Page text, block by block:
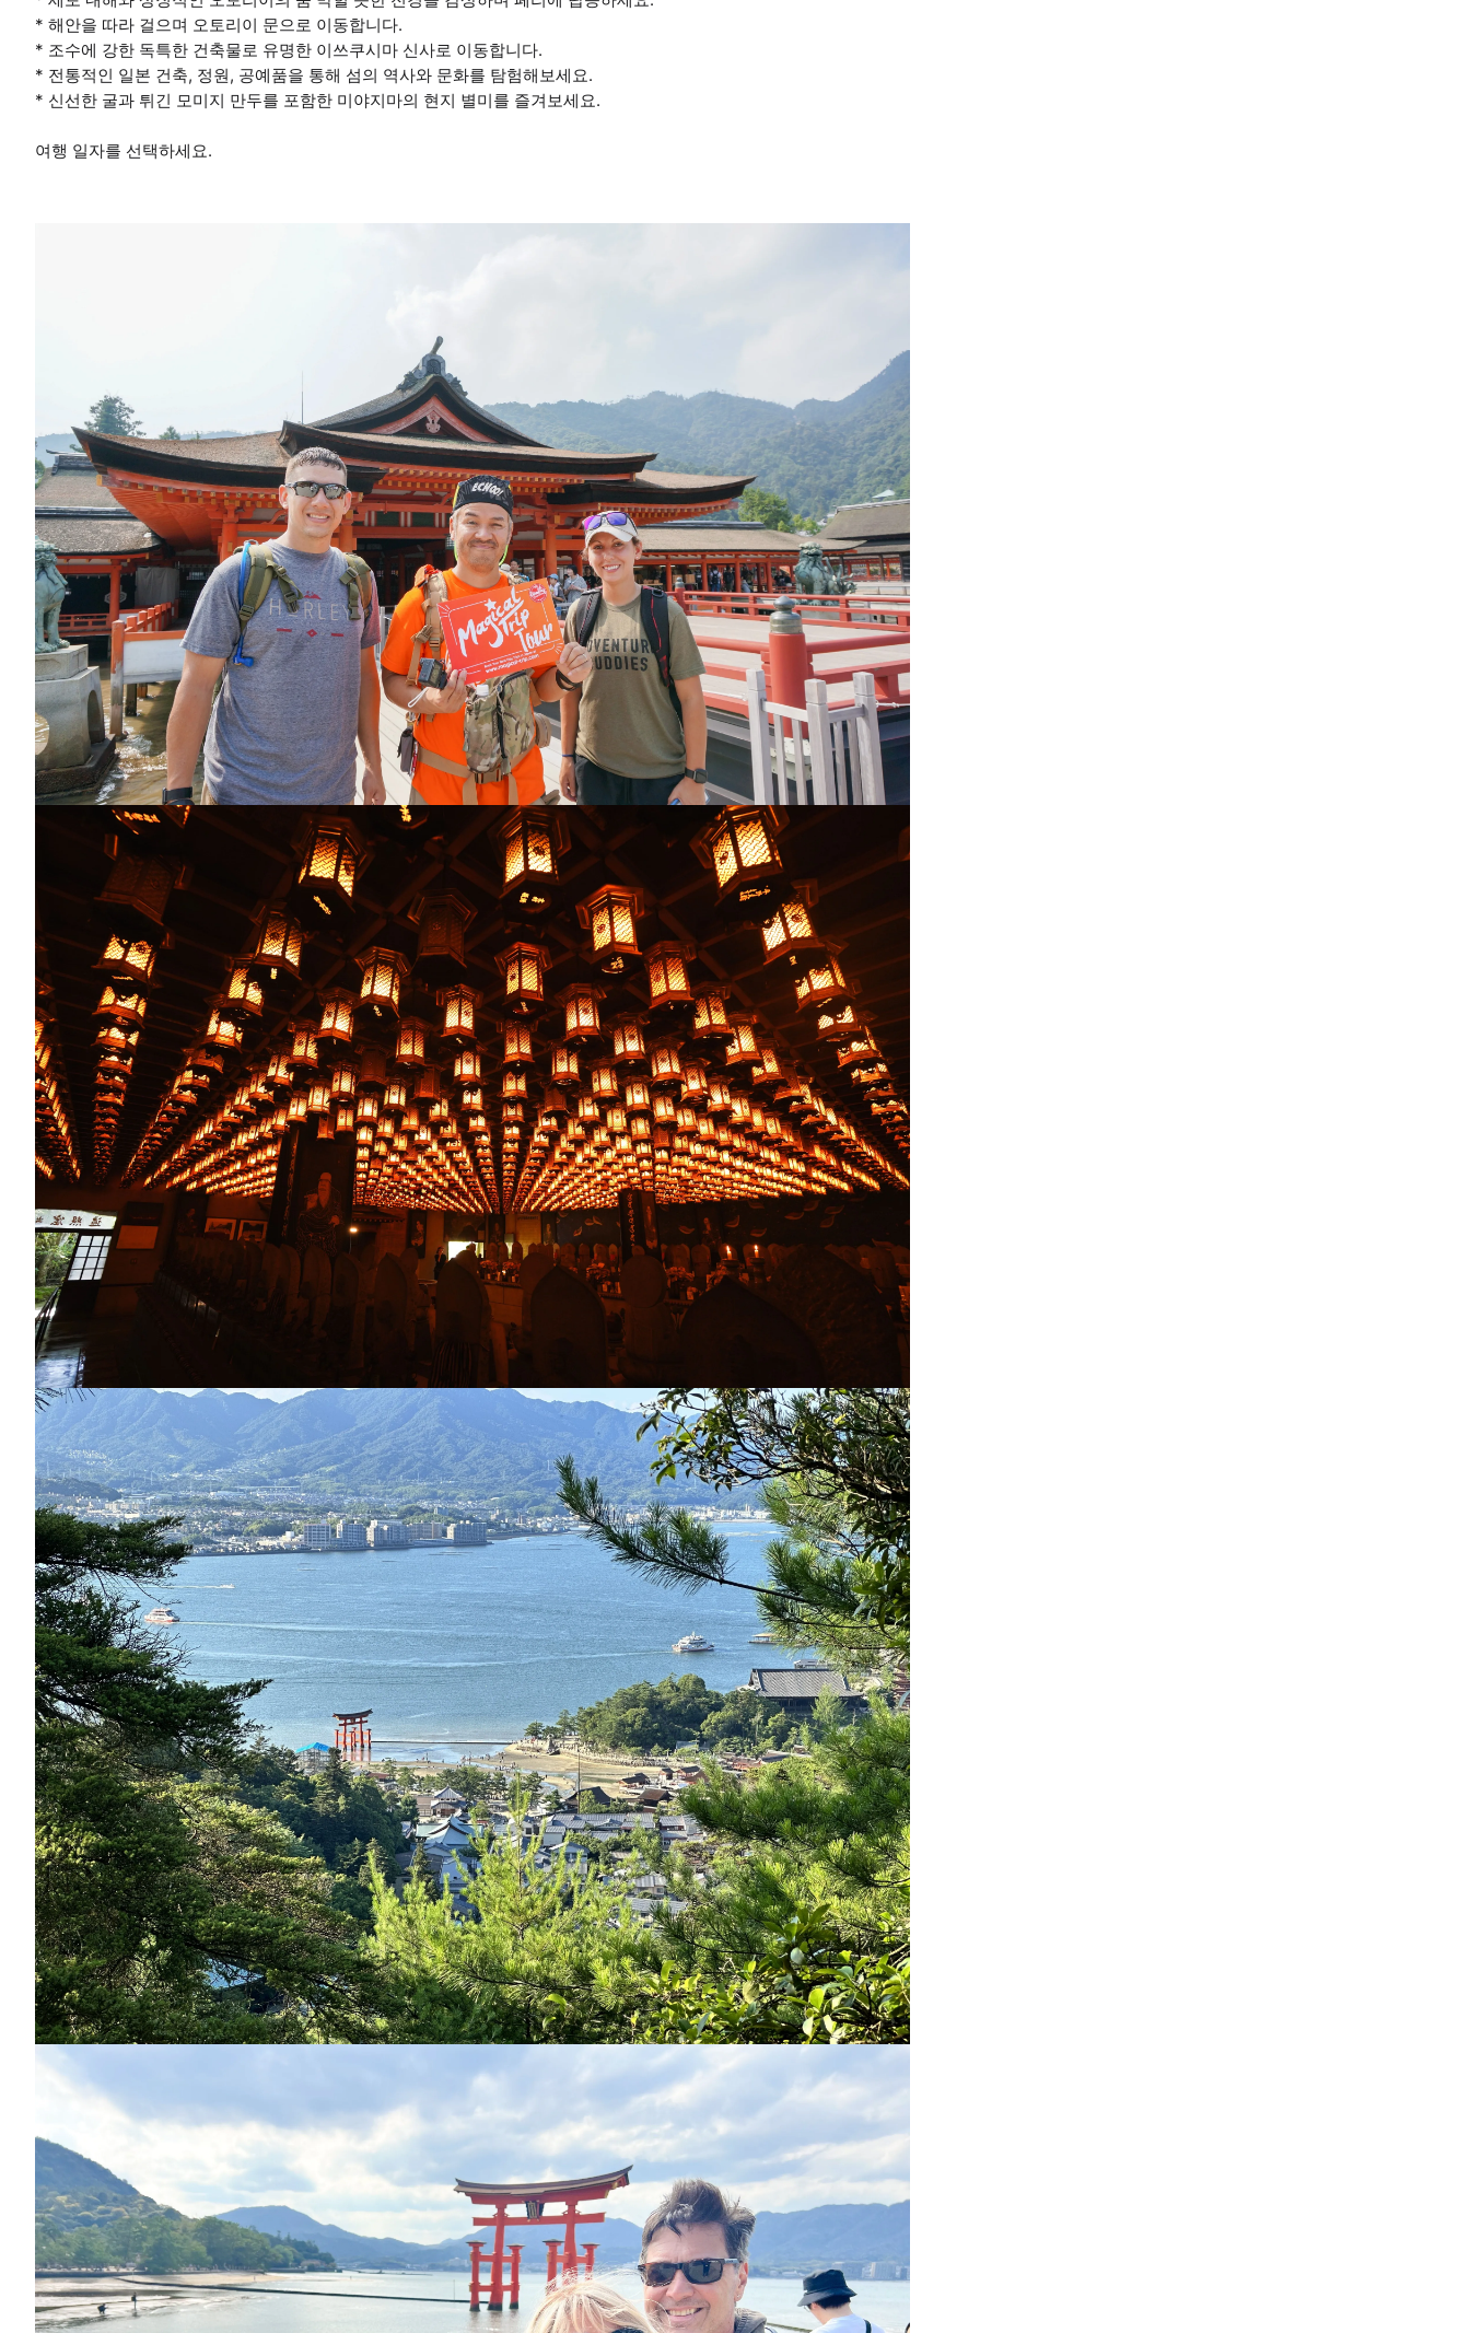
* 해안을 따라 걸으며 오토리이 문으로 이동합니다.
* 조수에 강한 독특한 건축물로 유명한 이쓰쿠시마 신사로 이동합니다.
* 전통적인 일본 건축, 정원, 공예품을 통해 섬의 역사와 문화를 탐험해보세요.
* 신선한 굴과 튀긴 모미지 만두를 포함한 미야지마의 현지 별미를 즐겨보세요.
여행 일자를 선택하세요.